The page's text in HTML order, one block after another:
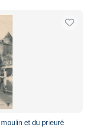
et du prieuré